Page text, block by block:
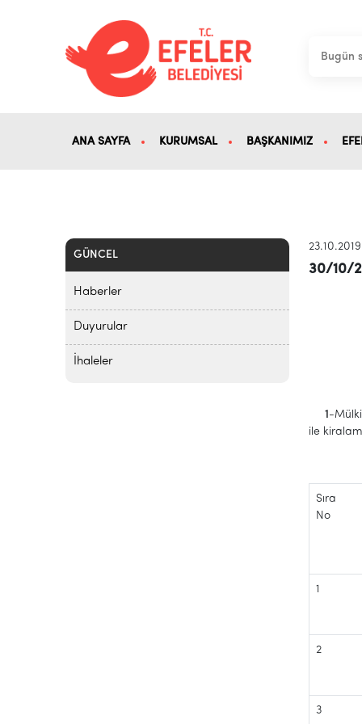
ANA SAYFA KURUMSAL BAŞKANIMIZ
GÜNCEL
Haberler
Duyurular
İhaleler
23.10.2019
30/10/
1-
ile
Sıra
No
1
2
3